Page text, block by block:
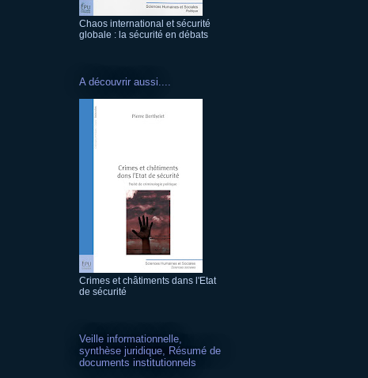
Chaos international et sécurité
globale : la sécurité en débats
A découvrir aussi....
Crimes et châtiments dans l'Etat
de sécurité
Veille informationnelle,
synthèse juridique, Résumé de
documents institutionnels